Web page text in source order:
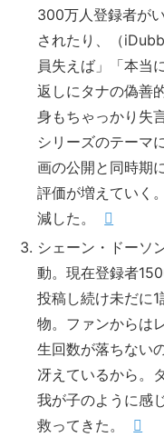
300万人登録者が
されたり、（
員失えば」「本当
返しにタナの偽善
身もちゃっかり失
シリーズのテーマ
画の公開と同時期
評価が増えていく
減した。
シェーン・ドーソ
動。現在登録者
投稿し続け未だに
物。ファンからは
生回数が落ちない
冴えているから。
我が子のように感
救ってきた。